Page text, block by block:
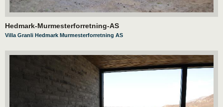
Hedmark-Murmesterforretning-AS
Villa Granli Hedmark Murmesterforretning AS